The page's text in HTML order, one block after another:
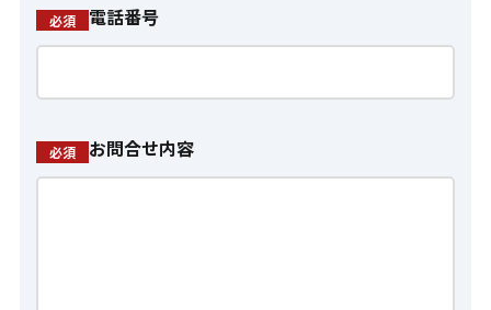
必須 電話番号
必須 お問合せ内容